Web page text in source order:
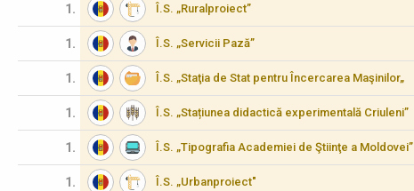
1. Î.S. „Ruralproiect”
1. Î.S. „Servicii Pază”
1. Î.S. „Staţia de Stat pentru Încercarea Maşinilor„
1. Î.S. „Stațiunea didactică experimentală Criuleni”
1. Î.S. „Tipografia Academiei de Ştiinţe a Moldovei”
1. Î.S. „Urbanproiect"